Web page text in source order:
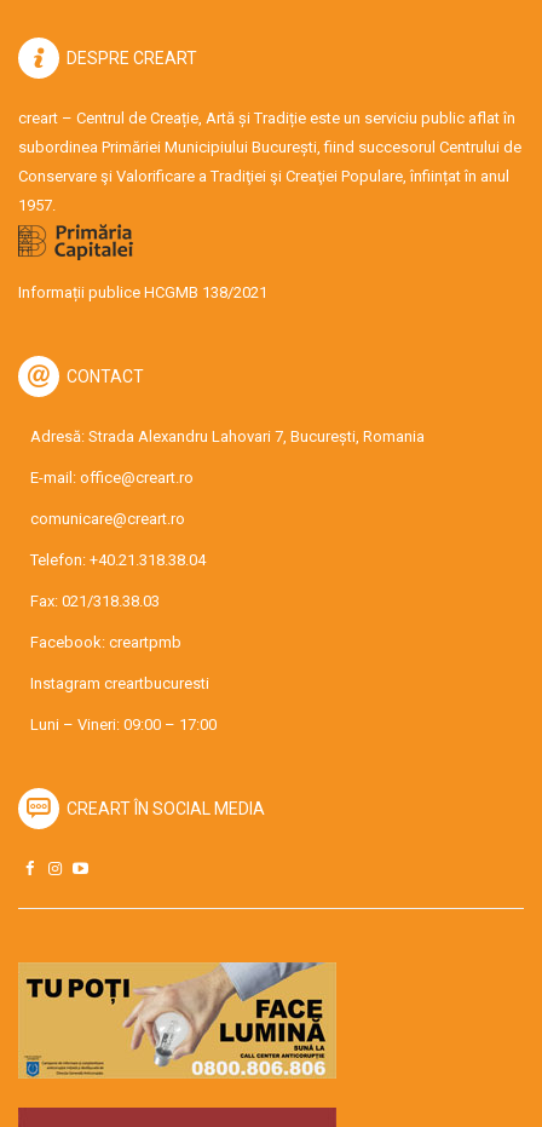
DESPRE CREART
creart – Centrul de Creație, Artă și Tradiție este un serviciu public aflat în
subordinea Primăriei Municipiului București, fiind succesorul Centrului de
Conservare şi Valorificare a Tradiţiei şi Creaţiei Populare, înființat în anul
1957.
Informații publice HCGMB 138/2021
CONTACT
Adresă: Strada Alexandru Lahovari 7, București, Romania
E-mail: office@creart.ro
comunicare@creart.ro
Telefon: +40.21.318.38.04
Fax: 021/318.38.03
Facebook: creartpmb
Instagram creartbucuresti
Luni – Vineri: 09:00 – 17:00
CREART ÎN SOCIAL MEDIA